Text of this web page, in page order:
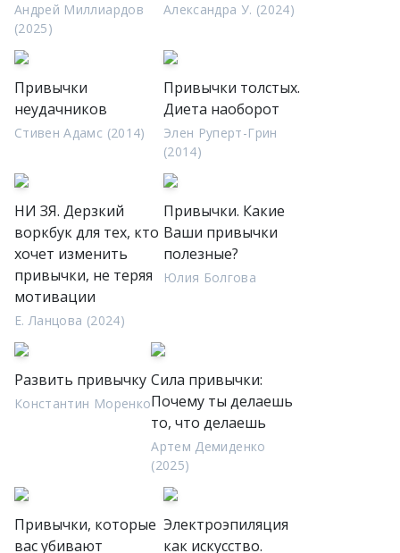
Андрей Миллиардов
(2025)
Александра У. (2024)
Привычки
неудачников
Стивен Адамс (2014)
Привычки толстых.
Диета наоборот
Элен Руперт-Грин
(2014)
НИ ЗЯ. Дерзкий
воркбук для тех, кто
хочет изменить
привычки, не теряя
мотивации
Е. Ланцова (2024)
Привычки. Какие
Ваши привычки
полезные?
Юлия Болгова
Развить привычку
Константин Моренко
Сила привычки:
Почему ты делаешь
то, что делаешь
Артем Демиденко
(2025)
Привычки, которые
вас убивают
Электроэпиляция
как искусство.